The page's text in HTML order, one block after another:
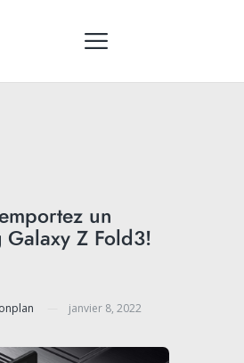
un
Galaxy Z Fold3!
janvier 8, 2022